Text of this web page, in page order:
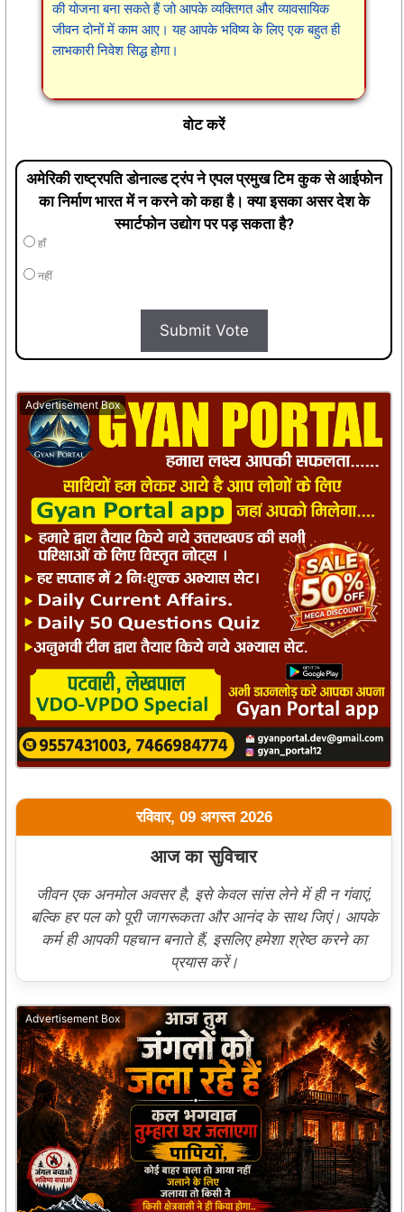
की योजना बना सकते हैं जो आपके व्यक्तिगत और व्यावसायिक
जीवन दोनों में काम आए। यह आपके भविष्य के लिए एक बहुत ही
लाभकारी निवेश सिद्ध होगा।
वोट करें
अमेरिकी राष्ट्रपति डोनाल्ड ट्रंप ने एपल प्रमुख टिम कुक से आईफोन
का निर्माण भारत में न करने को कहा है। क्या इसका असर देश के
स्मार्टफोन उद्योग पर पड़ सकता है?
हाँ
नहीं
Submit Vote
Advertisement Box
रविवार, 09 अगस्त 2026
आज का सुविचार
जीवन एक अनमोल अवसर है, इसे केवल सांस लेने में ही न गंवाएं,
बल्कि हर पल को पूरी जागरूकता और आनंद के साथ जिएं। आपके
कर्म ही आपकी पहचान बनाते हैं, इसलिए हमेशा श्रेष्ठ करने का
प्रयास करें।
Advertisement Box